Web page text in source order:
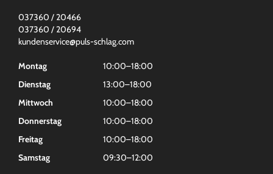
037360 / 20466
037360 / 20694
kundenservice@puls-schlag.com
Montag
10:00–18:00
Dienstag
13:00–18:00
Mittwoch
10:00–18:00
Donnerstag
10:00–18:00
Freitag
10:00–18:00
Samstag
09:30–12:00